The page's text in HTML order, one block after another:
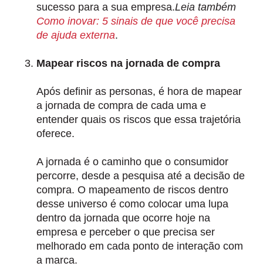
sucesso para a sua empresa.Leia também
Como inovar: 5 sinais de que você precisa
de ajuda externa.
Mapear riscos na jornada de compra
Após definir as personas, é hora de mapear
a jornada de compra de cada uma e
entender quais os riscos que essa trajetória
oferece.
A jornada é ocaminho que o consumidor
percorre, desde a pesquisa até a decisão de
compra. O mapeamento de riscos dentro
desse universo é como colocar uma lupa
dentro da jornada que ocorre hoje na
empresa e perceber o que precisa ser
melhorado em cada ponto de interação com
a marca.